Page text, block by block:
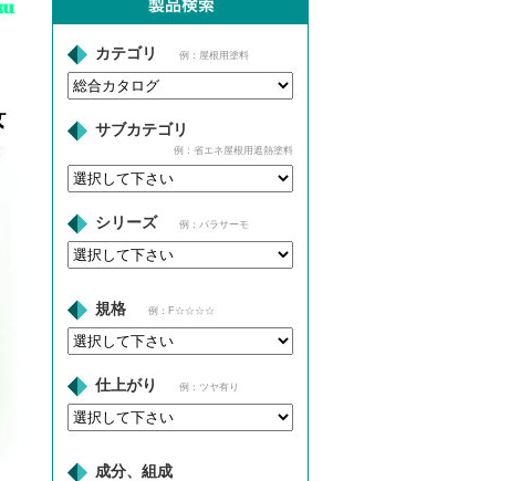
カテゴリ 例：屋根用塗料
サブカテゴリ
例：省エネ屋根用遮熱塗料
シリーズ 例：パラサーモ
規格 例：F☆☆☆☆
仕上がり 例：ツヤ有り
成分、組成